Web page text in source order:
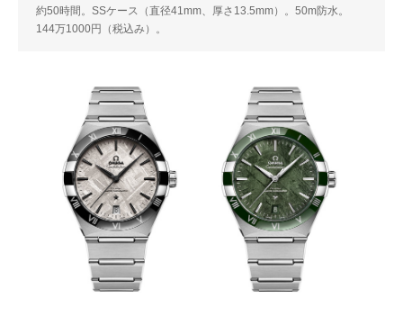
約50時間。SSケース（直径41mm、厚さ13.5mm）。50m防水。
144万1000円（税込み）。